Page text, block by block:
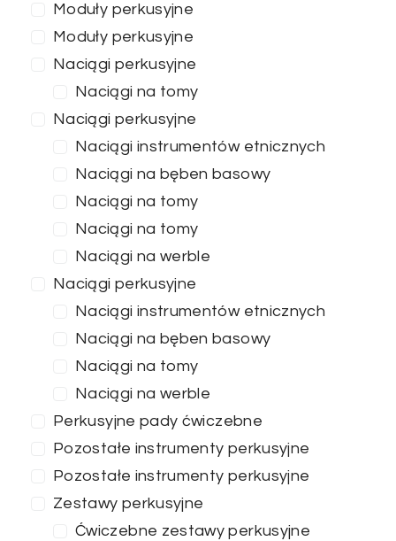
Moduły perkusyjne
Moduły perkusyjne
Naciągi perkusyjne
Naciągi na tomy
Naciągi perkusyjne
Naciągi instrumentów etnicznych
Naciągi na bęben basowy
Naciągi na tomy
Naciągi na tomy
Naciągi na werble
Naciągi perkusyjne
Naciągi instrumentów etnicznych
Naciągi na bęben basowy
Naciągi na tomy
Naciągi na werble
Perkusyjne pady ćwiczebne
Pozostałe instrumenty perkusyjne
Pozostałe instrumenty perkusyjne
Zestawy perkusyjne
Ćwiczebne zestawy perkusyjne